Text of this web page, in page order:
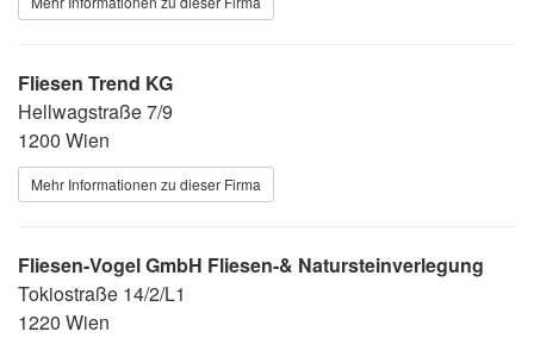
Fliesen Trend KG
Hellwagstraße 7/9
1200 Wien
Mehr Informationen zu dieser Firma
Fliesen-Vogel GmbH Fliesen-& Natursteinverlegung
Tokiostraße 14/2/L1
1220 Wien